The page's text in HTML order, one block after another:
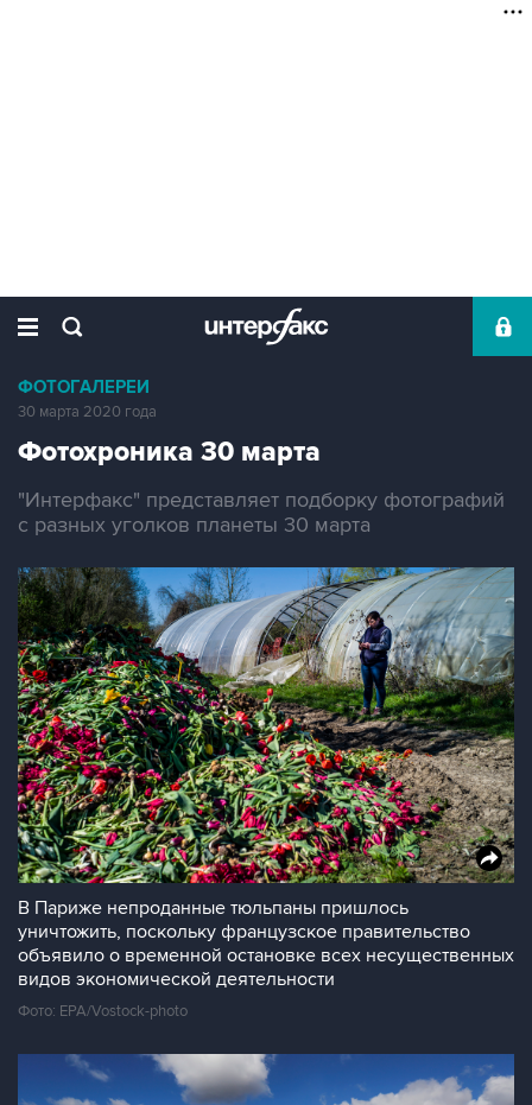
ФОТОГАЛЕРЕИ
30 марта 2020 года
Фотохроника 30 марта
"Интерфакс" представляет подборку фотографий
с разных уголков планеты 30 марта
В Париже непроданные тюльпаны пришлось
уничтожить, поскольку французское правительство
объявило о временной остановке всех несущественных
видов экономической деятельности
Фото: EPA/Vostock-photo